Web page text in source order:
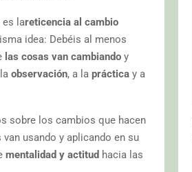
lareticencia al cambio
idea: Debéis al menos
las cosas van cambiando y
observación, a la práctica y a
sobre los cambios que hacen
usando y aplicando en su
mentalidad y actitud hacia las